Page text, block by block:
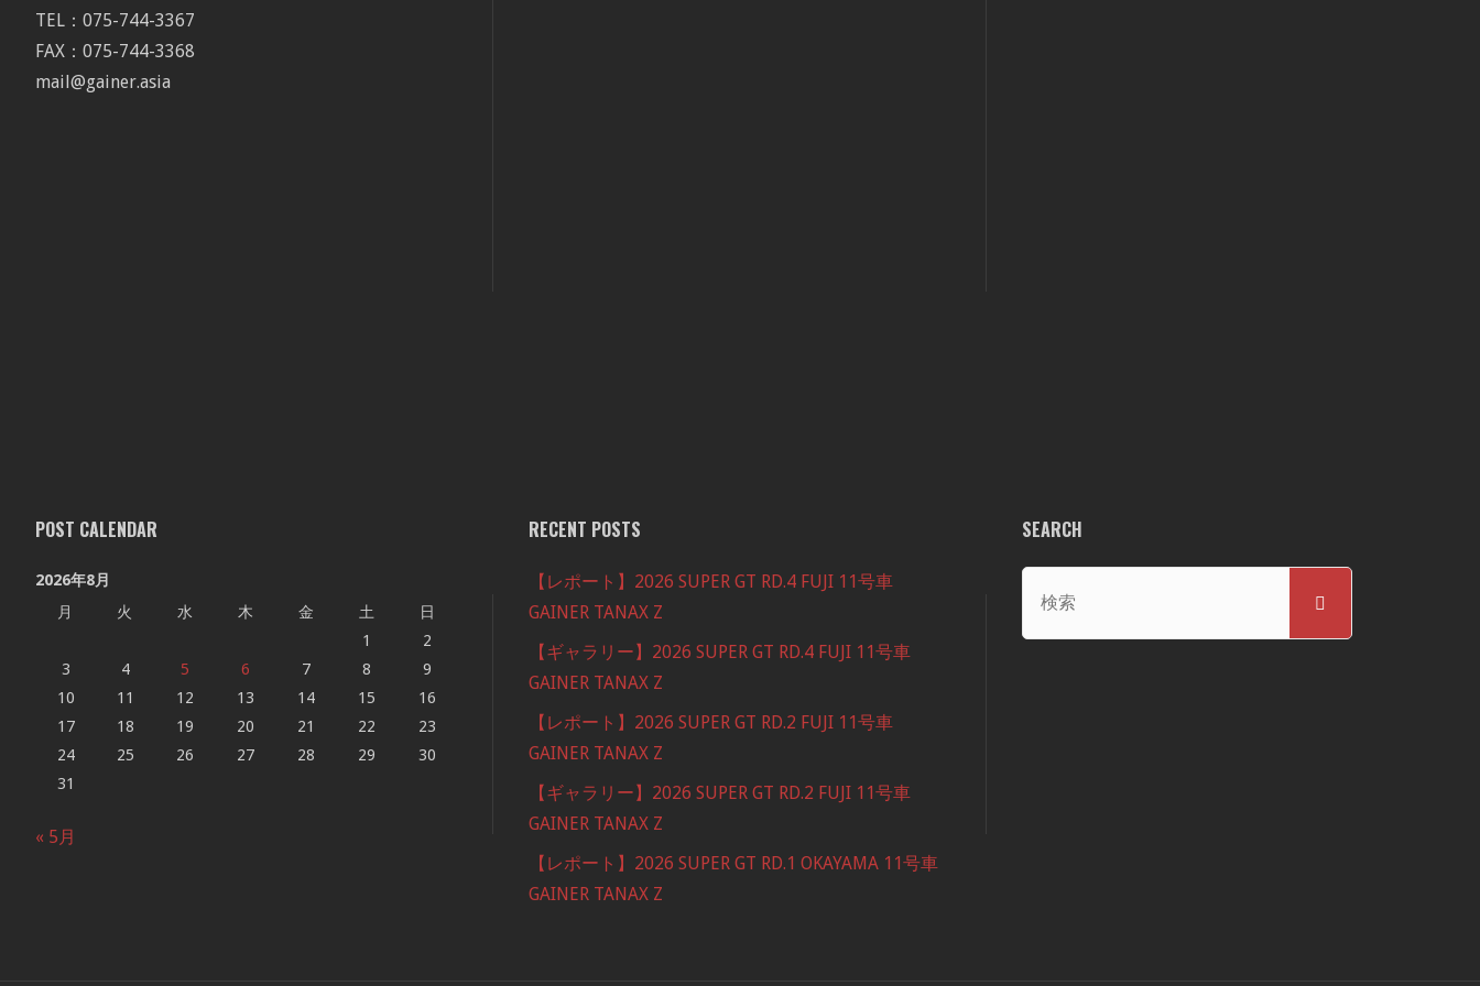
TEL：075-744-3367
FAX：075-744-3368
mail@gainer.asia
POST CALENDAR
2026年8月
月
火 水 木 金 土
日
1
2
3
4 5 6 7 8
9
10
11 12 13 14 15
16
17
18 19 20 21 22
23
24
25 26 27 28 29
30
31
« 5月
RECENT POSTS
【レポート】2026 SUPER GT RD.4 FUJI 11号車
GAINER TANAX Z
【ギャラリー】2026 SUPER GT RD.4 FUJI 11号車
GAINER TANAX Z
【レポート】2026 SUPER GT RD.2 FUJI 11号車
GAINER TANAX Z
【ギャラリー】2026 SUPER GT RD.2 FUJI 11号車
GAINER TANAX Z
【レポート】2026 SUPER GT RD.1 OKAYAMA 11号車
GAINER TANAX Z
SEARCH
対
検